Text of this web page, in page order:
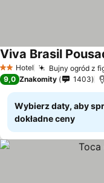
2 Kategoria
Hotel Bujny ogród z
Viva Brasil
9,0 Znakomity 1403
Wybierz daty, aby
dokładne ceny